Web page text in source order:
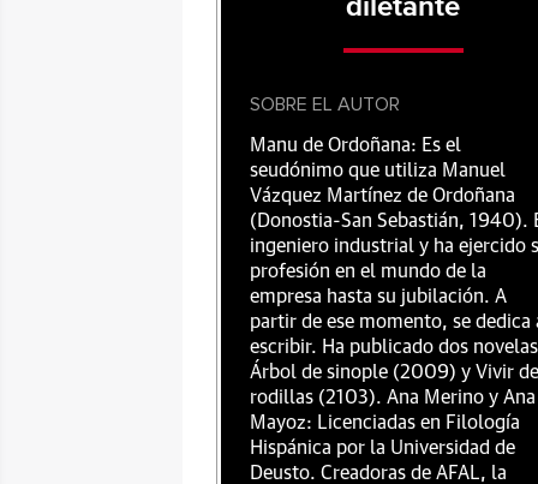
diletante
SOBRE EL AUTOR
Manu de Ordoñana: Es el
seudónimo que utiliza Manuel
Vázquez Martínez de Ordoñana
(Donostia-San Sebastián, 1940).
ingeniero industrial y ha ejercido
profesión en el mundo de la
empresa hasta su jubilación. A
partir de ese momento, se dedica
escribir. Ha publicado dos
Árbol de sinople (2009) y Vivir de
rodillas (2103). Ana Merino y Ana
Mayoz: Licenciadas en Filología
Hispánica por la Universidad de
Deusto. Creadoras de AFAL, la